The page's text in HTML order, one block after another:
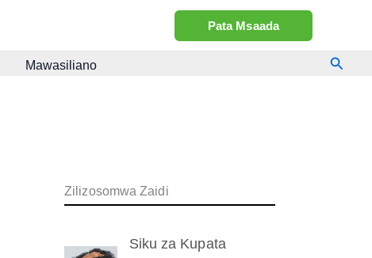
Pata Msaada
Mawasiliano
Zilizosomwa Zaidi
Siku za Kupata